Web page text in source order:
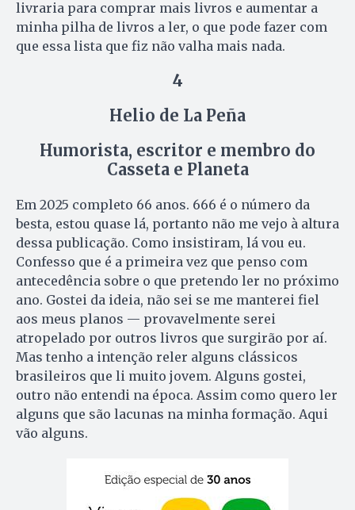
livraria para comprar mais livros e aumentar a
minha pilha de livros a ler, o que pode fazer com
que essa lista que fiz não valha mais nada.
4
Helio de La Peña
Humorista, escritor e membro do
Casseta e Planeta
Em 2025 completo 66 anos. 666 é o número da
besta, estou quase lá, portanto não me vejo à altura
dessa publicação. Como insistiram, lá vou eu.
Confesso que é a primeira vez que penso com
antecedência sobre o que pretendo ler no próximo
ano. Gostei da ideia, não sei se me manterei fiel
aos meus planos — provavelmente serei
atropelado por outros livros que surgirão por aí.
Mas tenho a intenção reler alguns clássicos
brasileiros que li muito jovem. Alguns gostei,
outro não entendi na época. Assim como quero ler
alguns que são lacunas na minha formação. Aqui
vão alguns.